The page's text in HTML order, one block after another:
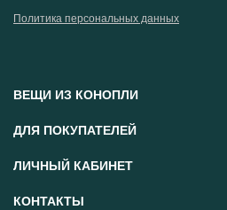
Политика персональных данных
ВЕЩИ ИЗ КОНОПЛИ
ДЛЯ ПОКУПАТЕЛЕЙ
ЛИЧНЫЙ КАБИНЕТ
КОНТАКТЫ